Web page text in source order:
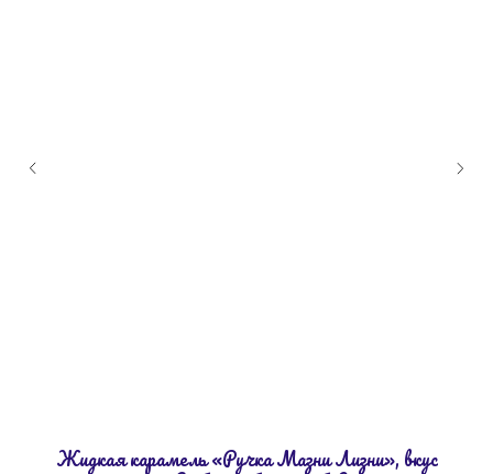
Жидкая карамель «Ручка Мазни Лизни», вкус